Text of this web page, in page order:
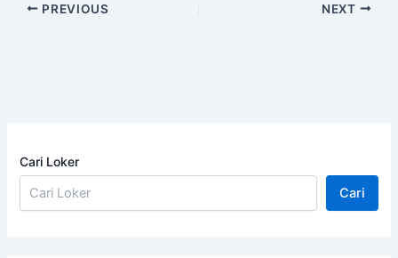
PREVIOUS NEXT
Cari Loker
Cari